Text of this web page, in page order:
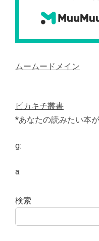
ムームードメイン
ピカキチ叢書
*あなたの読みたい本
g:
a:
検索